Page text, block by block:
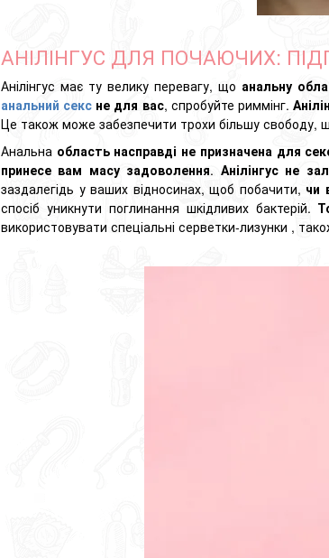
АНІЛІНГУС ДЛЯ ПОЧАЮЧИХ:
Анілінгус має ту велику перевагу, що анальну
анальний секс не для вас, спробуйте риммінг.
Це також може забезпечити трохи більшу свободу,
Анальна область насправді не призначена для
принесе вам масу задоволення. Анілінгус не
заздалегідь у ваших відносинах, щоб побачити, чи
спосіб уникнути поглинання шкідливих бактерій.
використовувати спеціальні серветки-лизунки ,